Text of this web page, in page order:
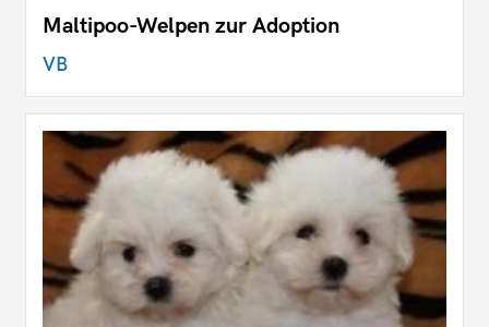
Maltipoo-Welpen zur Adoption
VB